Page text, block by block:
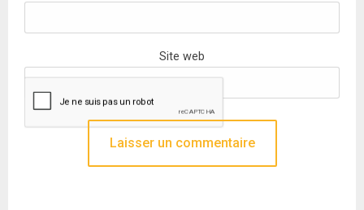
Site web